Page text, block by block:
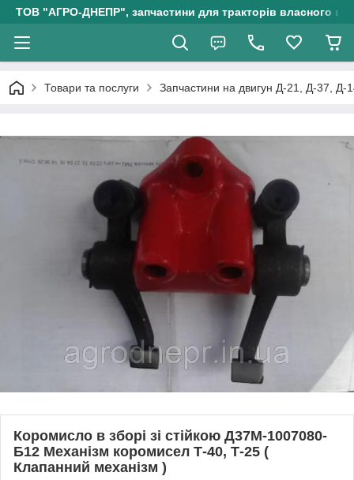
ТОВ "АГРО-ДНЕПР", запчастини для тракторів власного
Товари та послуги Запчастини на двигун Д-21, Д-37, Д-
Коромисло в зборі зі стійкою Д37М-1007080-
Б12 Механізм коромисел Т-40, Т-25 (
Клапанний механізм )